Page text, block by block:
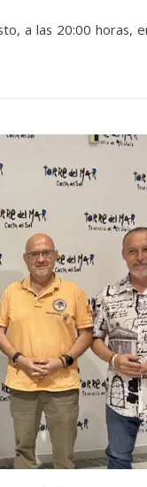
a las 20:00 horas,